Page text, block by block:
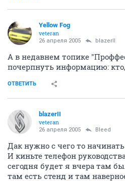
Yellow Fog
veteran
26 апреля 2005 blazerII
А в недавнем топике
почерпнуть информацию:
ОТВЕТИТЬ
blazerII
veteran
26 апреля 2005 Bleed
Дак нужно с чего то
И киньте телефон
сегодня будет я вчера там
там есть стенд и там